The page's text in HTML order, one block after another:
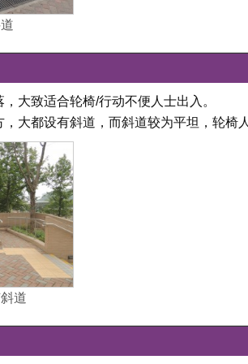
大致适合轮椅/行动不便人士出入。
大都设有斜道，而斜道较为平坦，轮椅
道